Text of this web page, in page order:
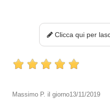
Clicca qui per
Massimo P. il giorno13/11/2019